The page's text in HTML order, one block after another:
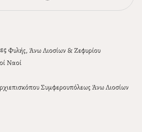
Φυλής, Άνω Λιοσίων & Ζεφυρίου
Ναοί
Συμφερουπόλεως Άνω Λιοσίων